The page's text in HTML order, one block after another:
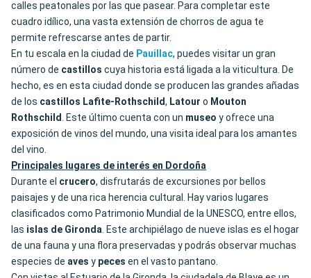
calles peatonales por las que pasear. Para completar este
cuadro idílico, una vasta extensión de chorros de agua te
permite refrescarse antes de partir.
En tu escala en la ciudad de Pauillac, puedes visitar un gran
número de castillos cuya historia está ligada a la viticultura. De
hecho, es en esta ciudad donde se producen las grandes añadas
de los castillos Lafite-Rothschild, Latour o Mouton
Rothschild. Este último cuenta con un museo y ofrece una
exposición de vinos del mundo, una visita ideal para los amantes
del vino.
Principales lugares de interés en Dordoña
Durante el crucero, disfrutarás de excursiones por bellos
paisajes y de una rica herencia cultural. Hay varios lugares
clasificados como Patrimonio Mundial de la UNESCO, entre ellos,
las islas de Gironda. Este archipiélago de nueve islas es el hogar
de una fauna y una flora preservadas y podrás observar muchas
especies de aves y peces en el vasto pantano.